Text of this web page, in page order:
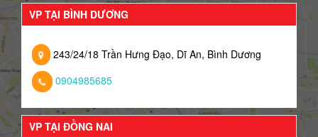
VP TẠI BÌNH DƯƠNG
243/24/18 Trần Hưng Đạo, Dĩ An, Bình Dương
0904985685
VP TẠI ĐỒNG NAI